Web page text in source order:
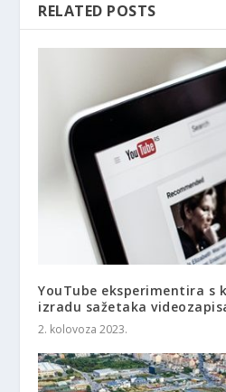
RELATED POSTS
YouTube eksperimentira s
izradu sažetaka
2. kolovoza 2023.